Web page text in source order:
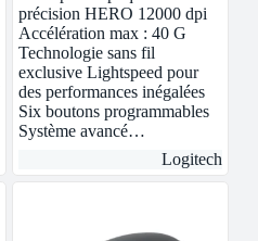
précision HERO 12000 dpi
Accélération max : 40 G
Technologie sans fil
exclusive Lightspeed pour
des performances inégalées
Six boutons programmables
Système avancé…
Logitech